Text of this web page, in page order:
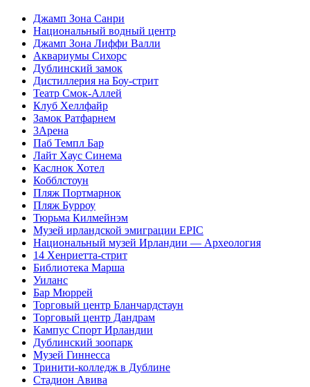
Джамп Зона Санри
Национальный водный центр
Джамп Зона Лиффи Валли
Аквариумы Сихорс
Дублинский замок
Дистиллерия на Боу-стрит
Театр Смок-Аллей
Клуб Хеллфайр
Замок Ратфарнем
3Арена
Паб Темпл Бар
Лайт Хаус Синема
Каслнок Хотел
Кобблстоун
Пляж Портмарнок
Пляж Бурроу
Тюрьма Килмейнэм
Музей ирландской эмиграции EPIC
Национальный музей Ирландии — Археология
14 Хенриетта-стрит
Библиотека Марша
Уиланc
Бар Мюррей
Торговый центр Бланчардстаун
Торговый центр Дандрам
Кампус Спорт Ирландии
Дублинский зоопарк
Музей Гиннесса
Тринити-колледж в Дублине
Стадион Авива